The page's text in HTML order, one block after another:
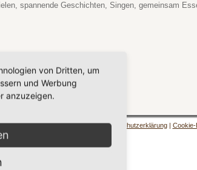
spannende Geschichten, Singen, gemeinsam
Mönchgut 2026 |Impressum|Datenschutzerklärung| Cookie-
von Dritten, um
und Werbung
anzuzeigen.